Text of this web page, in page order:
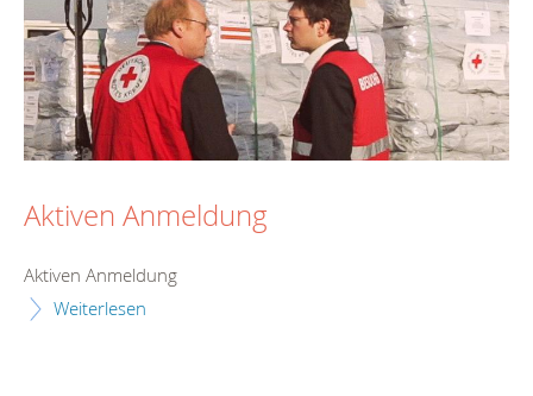
Aktiven Anmeldung
Aktiven Anmeldung
Weiterlesen